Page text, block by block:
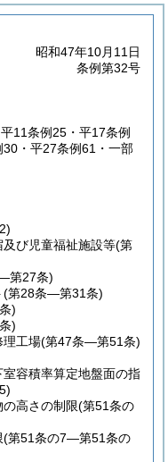
昭和47年10月11日
条例第32号
11条例25・平17条例
・平27条例61・一部
び児童福祉施設等(第
第27条)
(第28条―第31条)
)
)
理工場(第47条―第51条)
容積率算定地盤面の指
高さの制限(第51条の
(第51条の7―第51条の